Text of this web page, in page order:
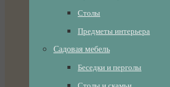
Столы
Предметы интерьера
Садовая мебель
Беседки и перголы